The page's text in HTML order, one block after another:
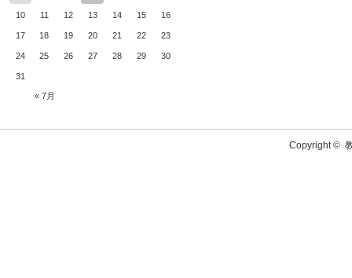
« 7月
10 11 12 13 14 15 16
17 18 19 20 21 22 23
24 25 26 27 28 29 30
31
Copyright ©